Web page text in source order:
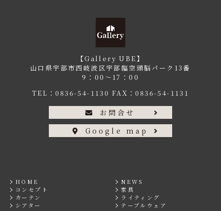
【Gallery UBE】
山口県宇部市西岐波区宇部臨空頭脳パーク13番
9：00〜17：00
TEL：0836-54-1130 FAX：0836-54-1131
お問合せ
Google map
HOME
NEWS
コンセプト
家具
カーテン
ライティング
シアター
テーブルウェア